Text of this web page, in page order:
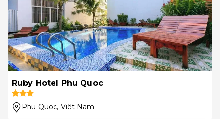
Ruby Hotel Phu Quoc
Phu Quoc, Viêt Nam